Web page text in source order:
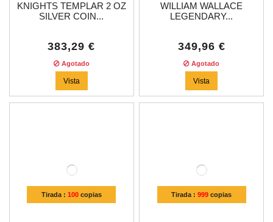
KNIGHTS TEMPLAR 2 OZ
SILVER COIN...
383,29 €
Agotado
Vista
WILLIAM WALLACE
LEGENDARY...
349,96 €
Agotado
Vista
Tirada : 100copias Tirada :999 copias